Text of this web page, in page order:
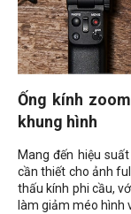
Ống kính
khung hình
Mang đến hiệu
cần thiết cho ảnh
thấu kính phi cầu,
làm giảm méo hình